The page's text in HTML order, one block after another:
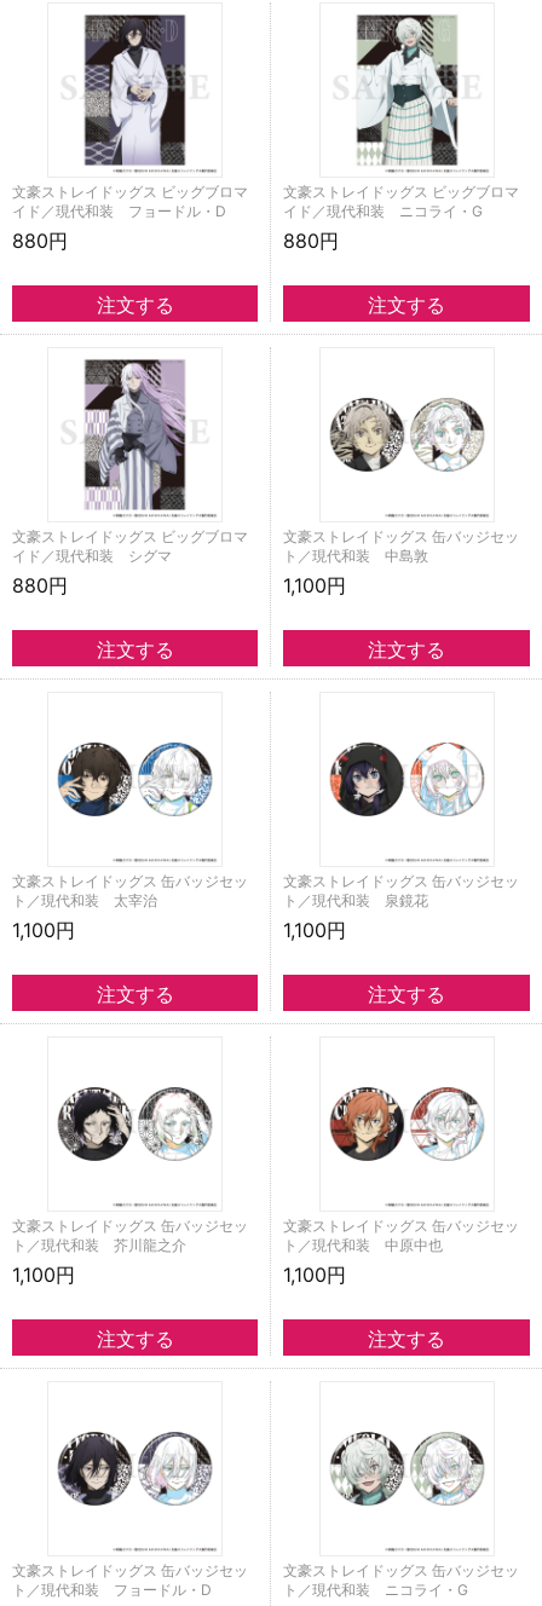
文豪ストレイドッグス ビッグブロマ
イド／現代和装 フョードル・D
880円
文豪ストレイドッグス ビッグブロマ
イド／現代和装 ニコライ・G
880円
文豪ストレイドッグス ビッグブロマ
イド／現代和装 シグマ
880円
文豪ストレイドッグス 缶バッジセッ
ト／現代和装 中島敦
1,100円
文豪ストレイドッグス 缶バッジセッ
ト／現代和装 太宰治
1,100円
文豪ストレイドッグス 缶バッジセッ
ト／現代和装 泉鏡花
1,100円
文豪ストレイドッグス 缶バッジセッ
ト／現代和装 芥川龍之介
1,100円
文豪ストレイドッグス 缶バッジセッ
ト／現代和装 中原中也
1,100円
文豪ストレイドッグス 缶バッジセッ
ト／現代和装 フョードル・D
文豪ストレイドッグス 缶バッジセッ
ト／現代和装 ニコライ・G